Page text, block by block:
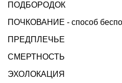
ПОДБОРОДОК
ПОЧКОВАНИЕ - способ
ПРЕДПЛЕЧЬЕ
СМЕРТНОСТЬ
ЭХОЛОКАЦИЯ